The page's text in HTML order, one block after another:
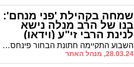
שמחה בקהילת 'פני מנחם':
בנו של הרב מנלה נישא
לנינת הרבי זי"ע (וידאו)
השבוע התקיימה חתונת הבחור פינחס מנחם מנלה, שנישא לנינת האדמו"ר ה'פני מנחם' זי"ע. את שמחת החתונה כיבדו רבנים רבים, וביניהם הגרי"ב שרייבר שליט"א
28.03.24, מנהל האתר